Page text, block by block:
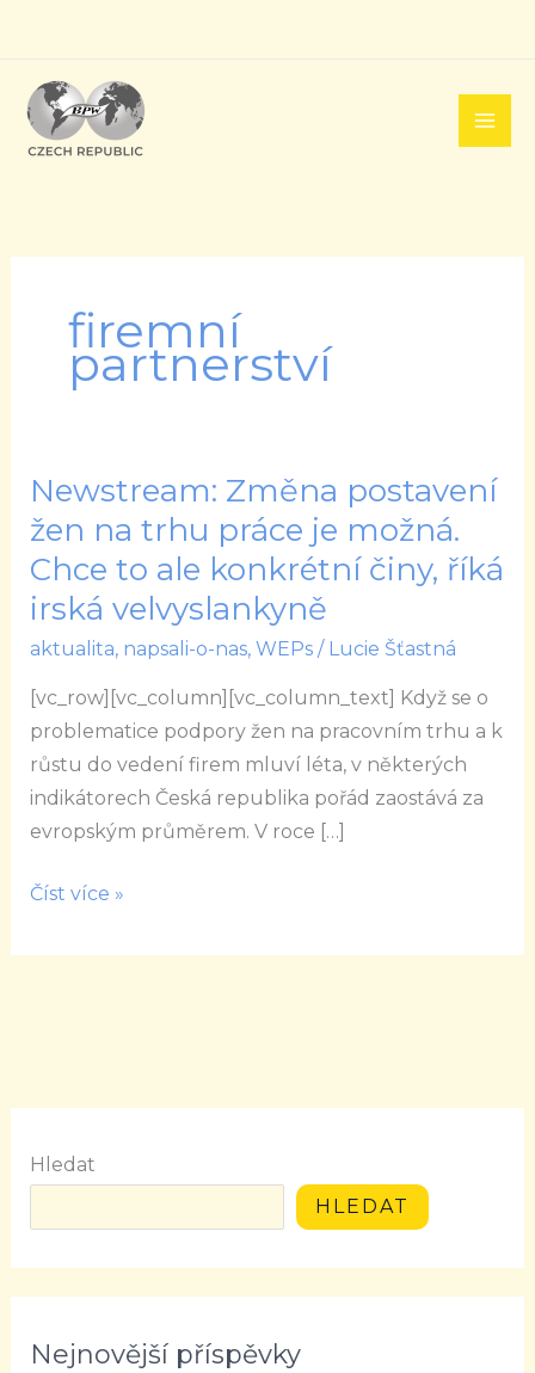
obsah
firemní
partnerství
Newstream: Změna postavení
žen na trhu práce je možná.
Chce to ale konkrétní činy, říká
irská velvyslankyně
aktualita, napsali-o-nas, WEPs/ Lucie Šťastná
[vc_row][vc_column][vc_column_text] Když se o
problematice podpory žen na pracovním trhu a k
růstu do vedení firem mluví léta, v některých
indikátorech Česká republika pořád zaostává za
evropským průměrem. V roce […]
Newstream:
Změna
postavení
žen
na
trhu
práce
možná.
Chce
konkrétní
říká
Číst více »
Hledat
HLEDAT
Nejnovější příspěvky